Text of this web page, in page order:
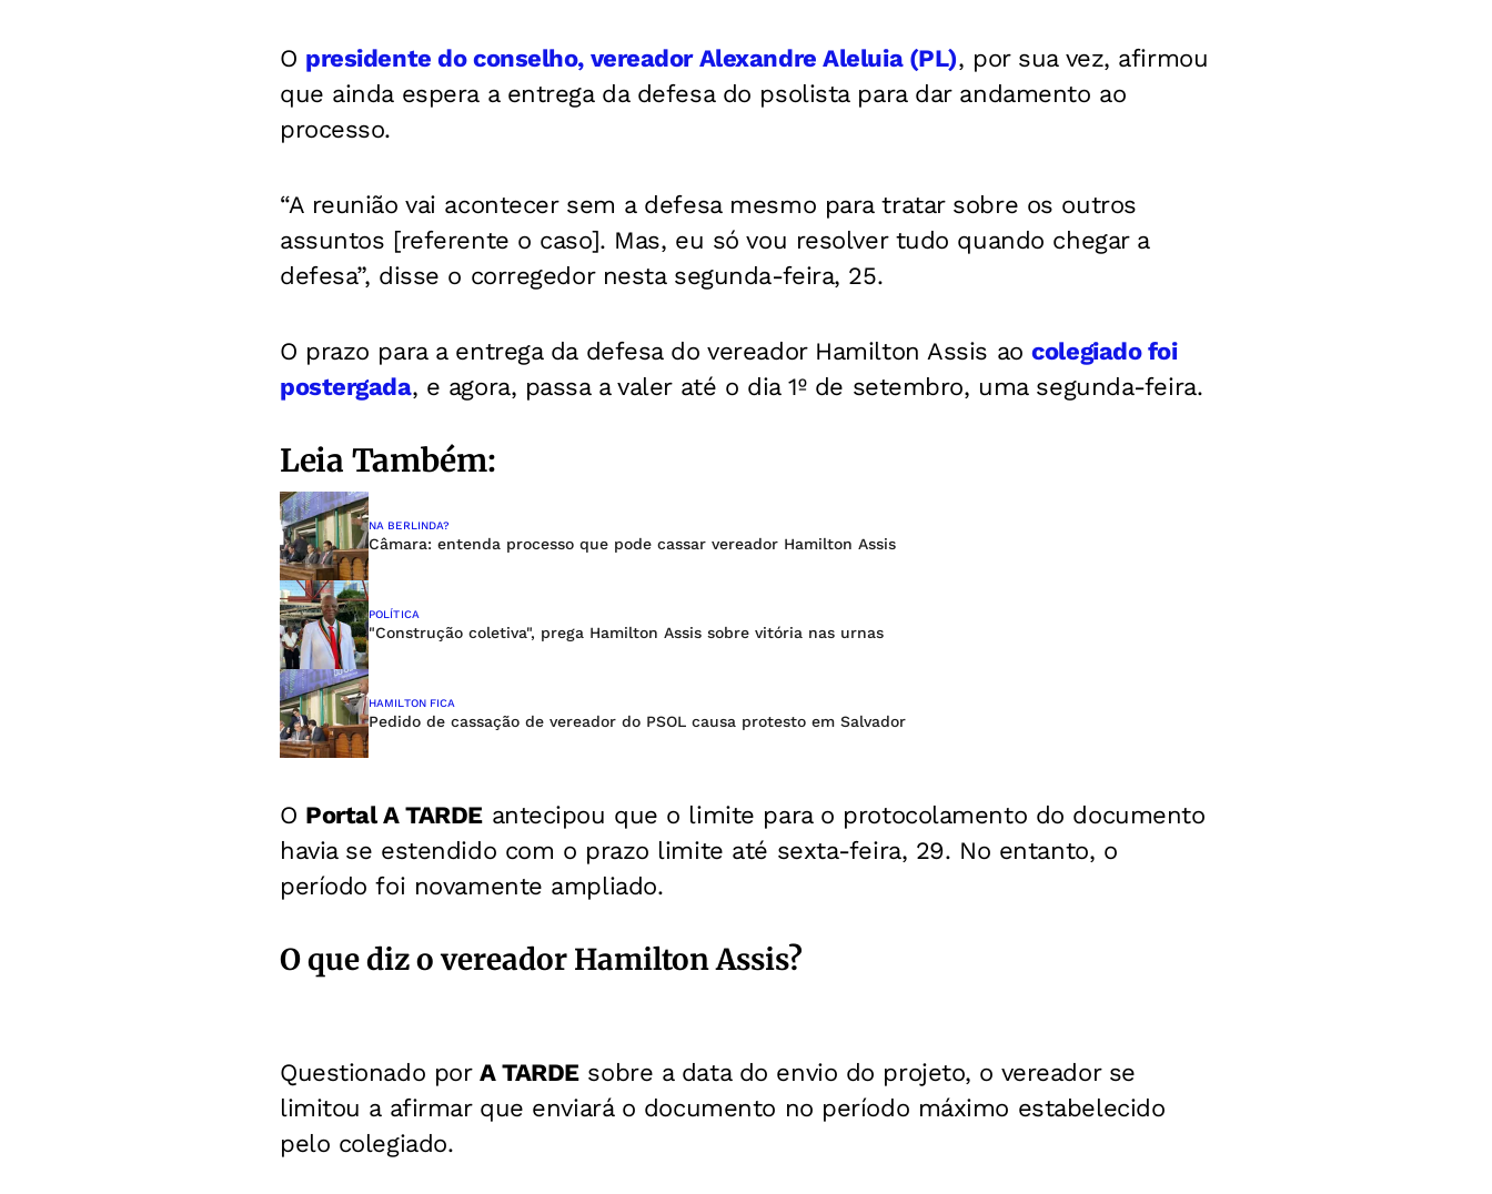
O presidente do conselho, vereador Alexandre Aleluia (PL), por sua vez, afirmou
que ainda espera a entrega da defesa do psolista para dar andamento ao
processo.
“A reunião vai acontecer sem a defesa mesmo para tratar sobre os outros
assuntos [referente o caso]. Mas, eu só vou resolver tudo quando chegar a
defesa”, disse o corregedor nesta segunda-feira, 25.
O prazo para a entrega da defesa do vereador Hamilton Assis aocolegiado foi
postergada, e agora, passa a valer até o dia 1º de setembro, uma segunda-feira.
Leia Também:
NA BERLINDA?
Câmara: entenda processo que pode cassar vereador Hamilton Assis
POLÍTICA
"Construção coletiva", prega Hamilton Assis sobre vitória nas urnas
HAMILTON FICA
Pedido de cassação de vereador do PSOL causa protesto em Salvador
O Portal A TARDEantecipou que o limite para o protocolamento do documento
havia se estendido com o prazo limite até sexta-feira, 29. No entanto, o
período foi novamente ampliado.
O que diz o vereador Hamilton Assis?
Questionado por A TARDEsobre a data do envio do projeto, o vereador se
limitou a afirmar que enviará o documento no período máximo estabelecido
pelo colegiado.